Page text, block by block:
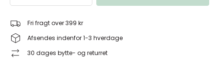
Fri fragt over 399 kr
Afsendes indenfor 1-3 hverdage
30 dages bytte- og returret